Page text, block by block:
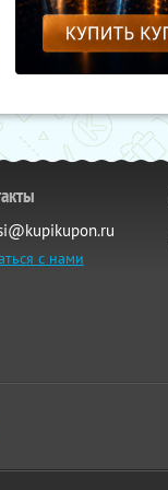
с нами